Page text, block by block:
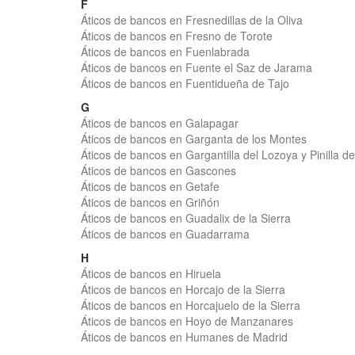
F
Áticos de bancos en Fresnedillas de la Oliva
Áticos de bancos en Fresno de Torote
Áticos de bancos en Fuenlabrada
Áticos de bancos en Fuente el Saz de Jarama
Áticos de bancos en Fuentidueña de Tajo
G
Áticos de bancos en Galapagar
Áticos de bancos en Garganta de los Montes
Áticos de bancos en Gargantilla del Lozoya y Pinilla
Áticos de bancos en Gascones
Áticos de bancos en Getafe
Áticos de bancos en Griñón
Áticos de bancos en Guadalix de la Sierra
Áticos de bancos en Guadarrama
H
Áticos de bancos en Hiruela
Áticos de bancos en Horcajo de la Sierra
Áticos de bancos en Horcajuelo de la Sierra
Áticos de bancos en Hoyo de Manzanares
Áticos de bancos en Humanes de Madrid